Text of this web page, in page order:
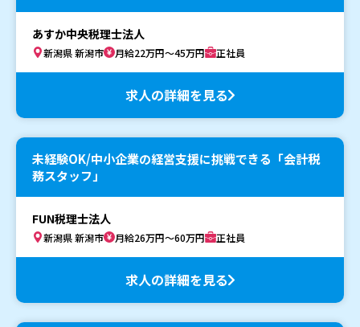
あすか中央税理士法人
新潟県 新潟市 月給22万円～45万円 正社員
求人の詳細を見る
未経験OK/中小企業の経営支援に挑戦できる「会計税
務スタッフ」
FUN税理士法人
新潟県 新潟市 月給26万円～60万円 正社員
求人の詳細を見る